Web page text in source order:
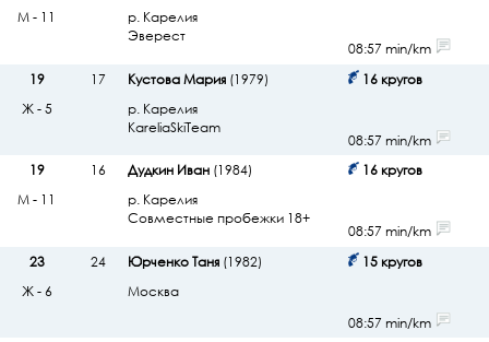
р. Карелия
Эверест
М - 11
08:57 min/km
19
17 Кустова Мария(1979)
р. Карелия
KareliaSkiTeam
16 кругов
Ж - 5
08:57 min/km
19
16 Дудкин Иван(1984)
р. Карелия
Совместные пробежки 18+
16 кругов
М - 11
08:57 min/km
23
24 Юрченко Таня(1982)
Москва
15 кругов
Ж - 6
08:57 min/km